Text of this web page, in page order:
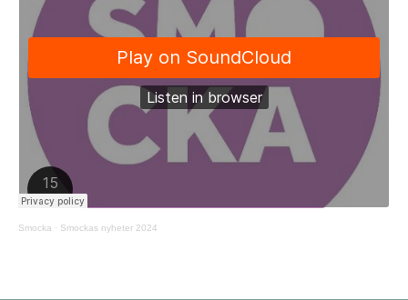
Smocka · Smockas nyheter 2024